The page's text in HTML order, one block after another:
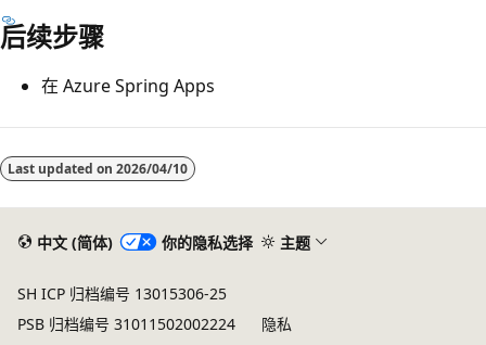
后续步骤
在 Azure Spring Apps
Last updated on 2026/04/10
中文 (简体) 你的隐私选择 主题
SH ICP 归档编号 13015306-25
PSB 归档编号 31011502002224
隐私